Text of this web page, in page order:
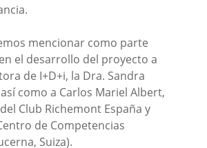
mencionar como parte
el desarrollo del proyecto a
de I+D+i, la Dra. Sandra
como a Carlos Mariel Albert,
Club Richemont España y
de Competencias
Suiza).